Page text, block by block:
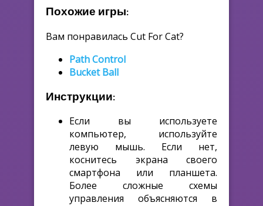
Похожие игры:
Вам понравилась Cut For Cat?
Path Control
Bucket Ball
Инструкции:
Если вы используете
компьютер, используйте
левую мышь. Если нет,
коснитесь экрана своего
смартфона или планшета.
Более сложные схемы
управления объясняются в